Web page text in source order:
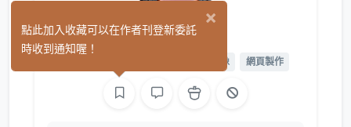
久遠.悠
影像 網頁製作
×
點此加入收藏可以在作者刊登新委託
時收到通知喔！